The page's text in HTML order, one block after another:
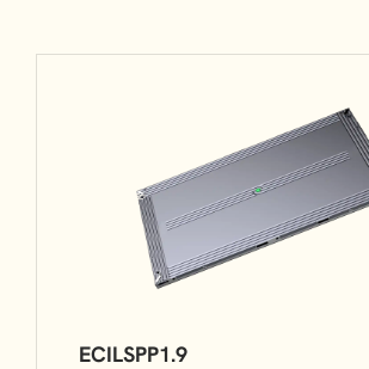
ECILSPP1.9